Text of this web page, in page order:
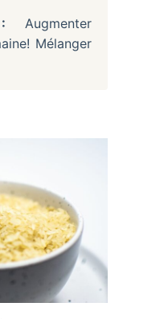
Augmenter
Mélanger